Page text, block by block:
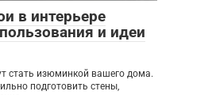
в интерьере
и идеи
стать изюминкой вашего дома.
подготовить стены,